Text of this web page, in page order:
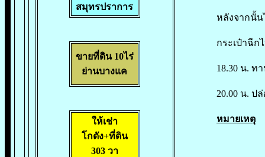
สมุทรปราการ
ขายที่ดิน 10ไร่
ย่านบางแค
ให้เช่า
โกดัง+ที่ดิน
303 วา
หลังจากนั้
กระเป๋าฉี
18.30 น. ท
20.00 น. ป
หมายเหตุ